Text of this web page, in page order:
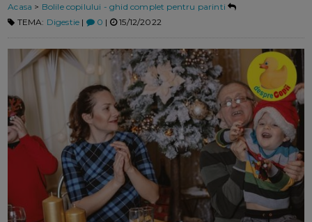
Acasa > Bolile copilului - ghid complet pentru parinti
TEMA: Digestie | 0 | 15/12/2022